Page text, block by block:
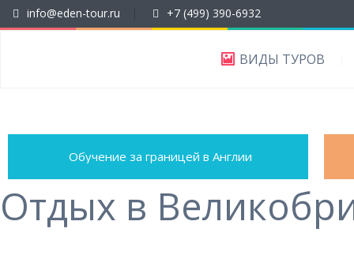
info@eden-tour.ru +7 (499) 390-6932
ВИДЫ ТУРОВ
Обучение за границей в Англии
Отдых в